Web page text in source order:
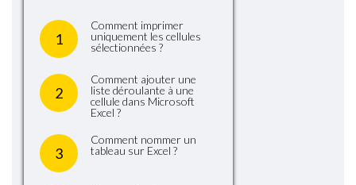
1
Comment imprimer
uniquement les cellules
sélectionnées ?
2
Comment ajouter une
liste déroulante à une
cellule dans Microsoft
Excel ?
3
Comment nommer un
tableau sur Excel ?